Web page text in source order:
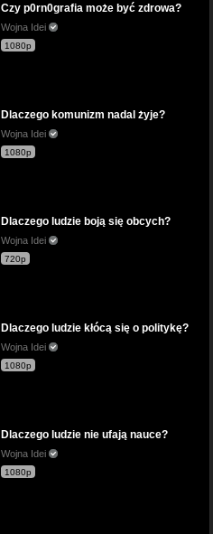
Czy p0rn0grafia może być zdrowa?
Wojna Idei
1080p
Dlaczego komunizm nadal żyje?
Wojna Idei
1080p
Dlaczego ludzie boją się obcych?
Wojna Idei
720p
Dlaczego ludzie kłócą się o politykę?
Wojna Idei
1080p
Dlaczego ludzie nie ufają nauce?
Wojna Idei
1080p